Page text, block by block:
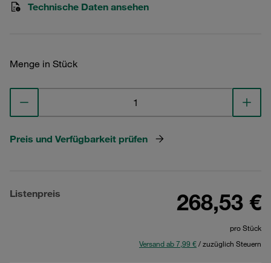
Technische Daten ansehen
Menge in Stück
Preis und Verfügbarkeit prüfen
Listenpreis 268,53 €
pro Stück
Versand ab 7,99 €/ zuzüglich Steuern